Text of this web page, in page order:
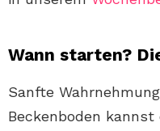
Wann starten?
Sanfte
Beckenboden kannst